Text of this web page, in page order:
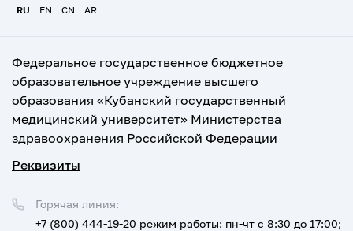
RU EN CN AR
Федеральное государственное бюджетное
образовательное учреждение высшего
образования «Кубанский государственный
медицинский университет» Министерства
здравоохранения Российской Федерации
Реквизиты
Горячая линия:
+7 (800) 444-19-20 режим работы: пн-чт с 8:30 до 17:00;